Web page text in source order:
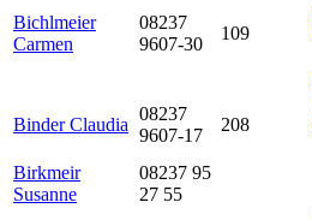
Bichlmeier
Carmen
08237
9607-30
109
Binder Claudia
08237
9607-17
208
Birkmeir
Susanne
08237 95
27 55